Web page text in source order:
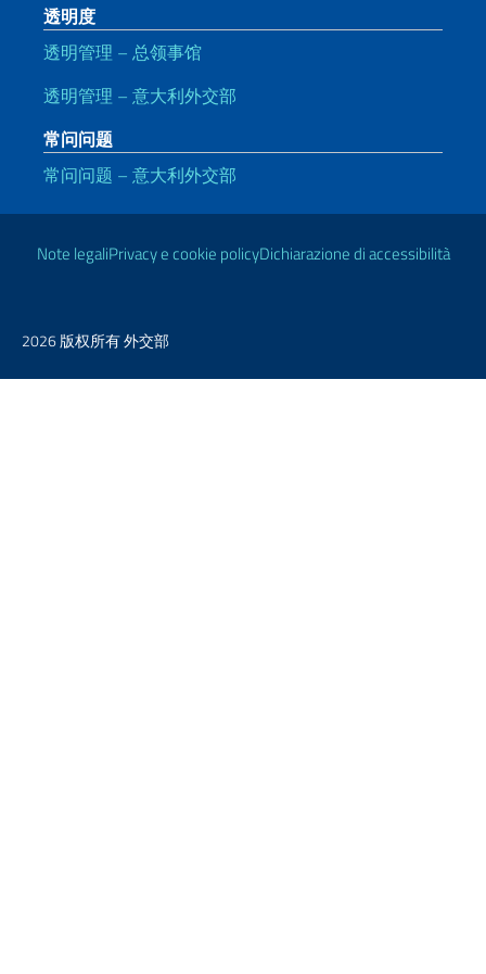
透明度
透明管理 – 总领事馆
透明管理 – 意大利外交部
常问问题
常问问题 – 意大利外交部
有用的链接
Note legaliPrivacy e cookie policyDichiarazione di accessibilità
2026 版权所有 外交部